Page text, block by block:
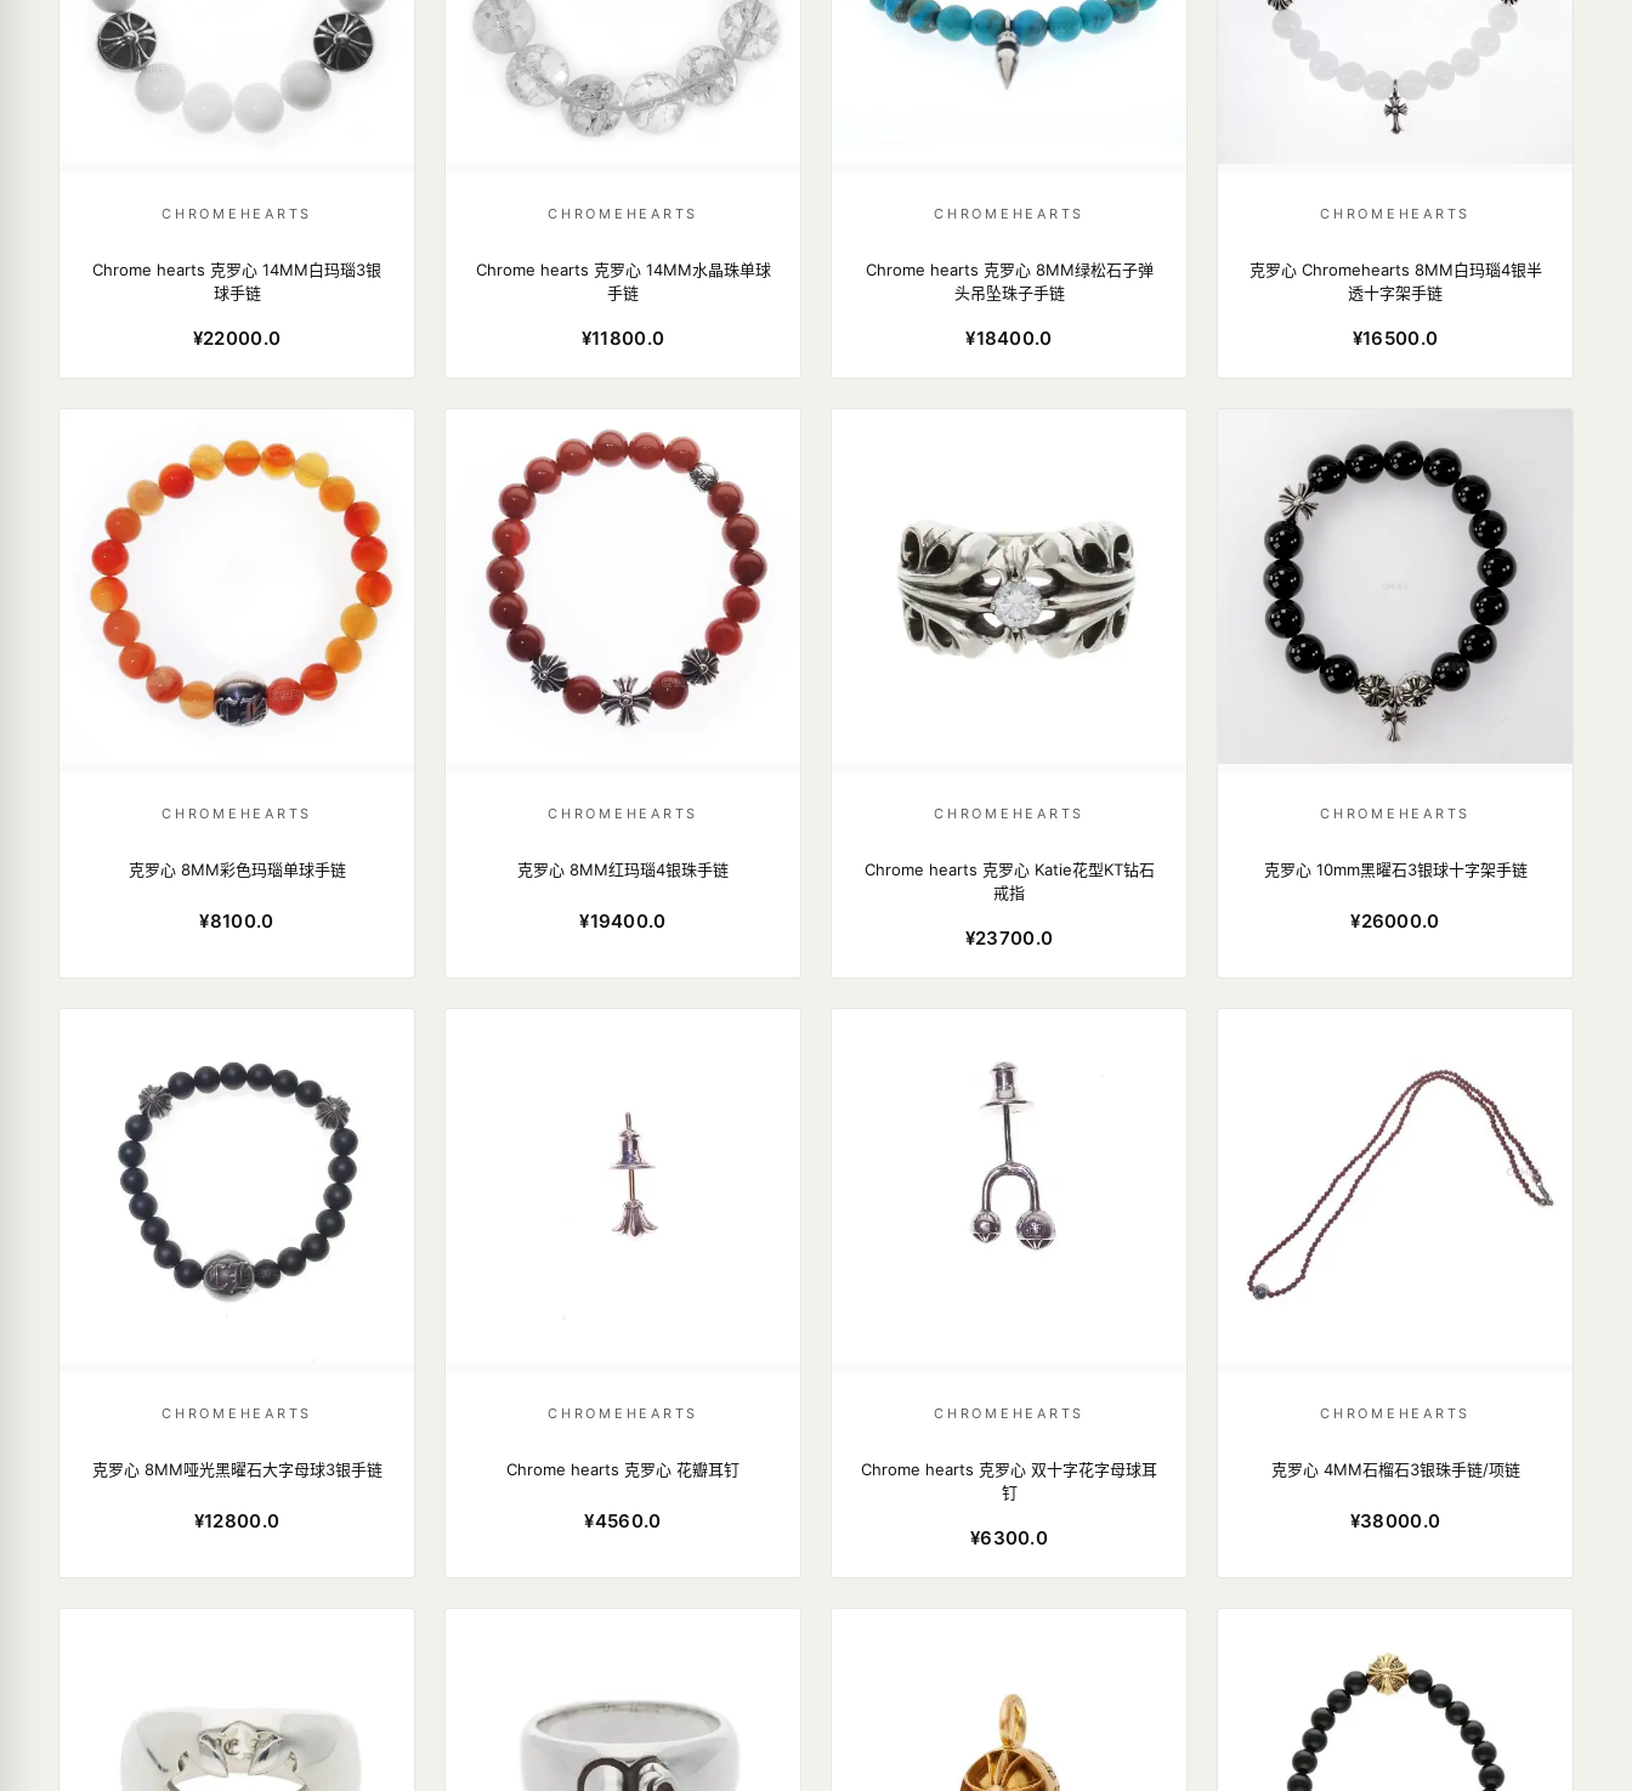
CHROMEHEARTS
Chrome hearts 克罗心 14MM白玛瑙3银
球手链
¥22000.0
CHROMEHEARTS
Chrome hearts 克罗心 14MM水晶珠单球
手链
¥11800.0
CHROMEHEARTS
Chrome hearts 克罗心 8MM绿松石子弹
头吊坠珠子手链
¥18400.0
CHROMEHEARTS
克罗心 Chromehearts 8MM白玛瑙4银半
透十字架手链
¥16500.0
CHROMEHEARTS
克罗心 8MM彩色玛瑙单球手链
¥8100.0
CHROMEHEARTS
克罗心 8MM红玛瑙4银珠手链
¥19400.0
CHROMEHEARTS
Chrome hearts 克罗心 Katie花型KT钻石
戒指
¥23700.0
CHROMEHEARTS
克罗心 10mm黑曜石3银球十字架手链
¥26000.0
CHROMEHEARTS
克罗心 8MM哑光黑曜石大字母球3银手链
¥12800.0
CHROMEHEARTS
Chrome hearts 克罗心 花瓣耳钉
¥4560.0
CHROMEHEARTS
Chrome hearts 克罗心 双十字花字母球耳
钉
¥6300.0
CHROMEHEARTS
克罗心 4MM石榴石3银珠手链/项链
¥38000.0